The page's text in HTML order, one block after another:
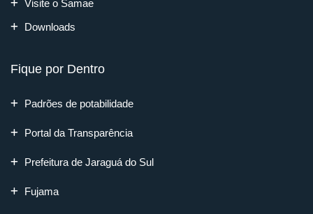
Visite o Samae
Downloads
Fique por Dentro
Padrões de potabilidade
Portal da Transparência
Prefeitura de Jaraguá do Sul
Fujama